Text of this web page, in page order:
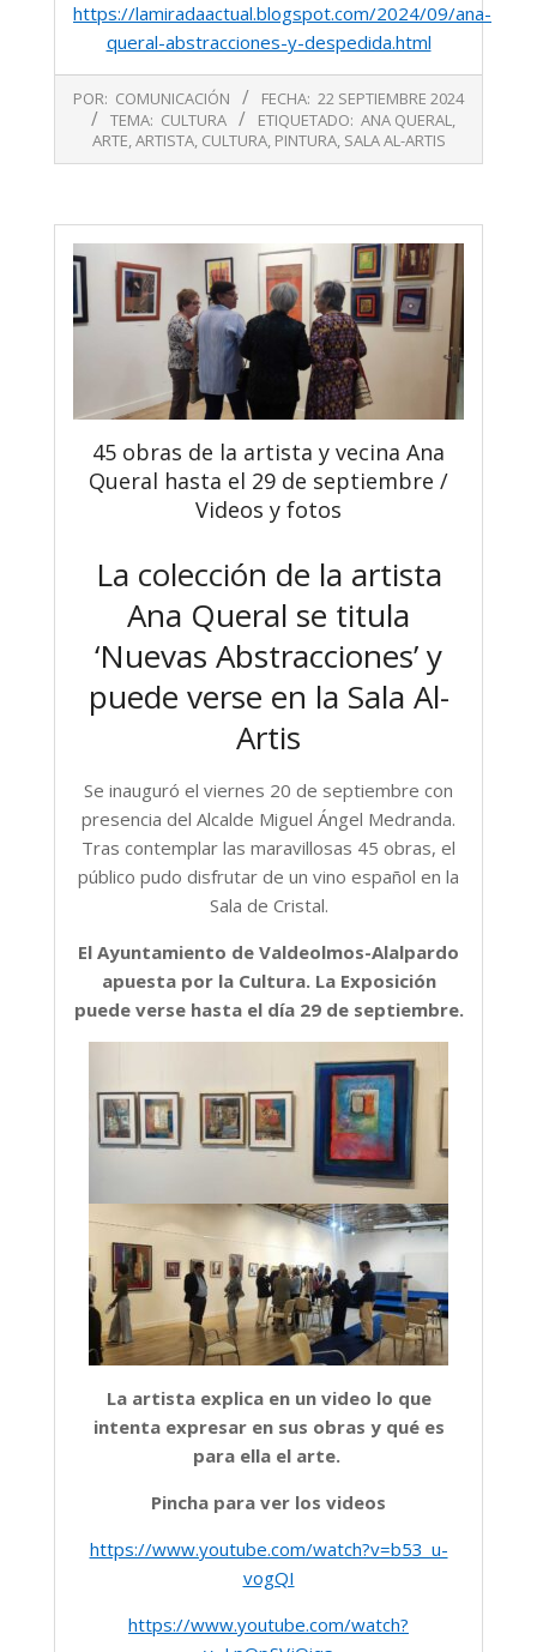
https://lamiradaactual.blogspot.com/2024/09/ana-
queral-abstracciones-y-despedida.html
09-
POR: COMUNICACIÓN FECHA: 22 SEPTIEMBRE 2024
TEMA: CULTURA ETIQUETADO: ANA QUERAL,
ARTE,ARTISTA, CULTURA, PINTURA, SALA AL-ARTIS
45 obras de la artista y vecina Ana
Queral hasta el 29 de septiembre /
Videos y fotos
La colección de la artista
Ana Queral se titula
‘Nuevas Abstracciones’ y
puede verse en la Sala Al-
Artis
Se inauguró el viernes 20 de septiembre con
presencia del Alcalde Miguel Ángel Medranda.
Tras contemplar las maravillosas 45 obras, el
público pudo disfrutar de un vino español en la
Sala de Cristal.
El Ayuntamiento de Valdeolmos-Alalpardo
apuesta por la Cultura. La Exposición
puede verse hasta el día 29 de septiembre.
La artista explica en un video lo que
intenta expresar en sus obras y qué es
para ella el arte.
Pincha para ver los videos
https://www.youtube.com/watch?v=b53_u-
vogQI
https://www.youtube.com/watch?